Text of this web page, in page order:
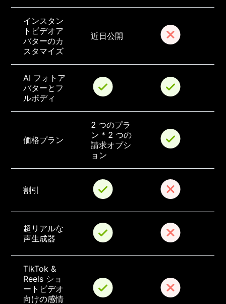
インスタン
トビデオア
バターのカ
スタマイズ
近日公開
AI フォトア
バターとフ
ルボディ
価格プラン
2 つのプラ
ン * 2 つの
請求オプシ
ョン
割引
超リアルな
声生成器
TikTok &
Reels ショ
ートビデオ
向けの感情